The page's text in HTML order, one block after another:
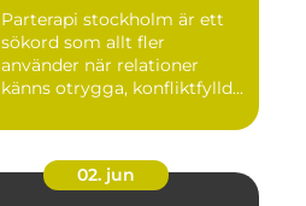
Parterapi stockholm är ett
sökord som allt fler
använder när relationer
känns otrygga, konfliktfylld...
02. jun